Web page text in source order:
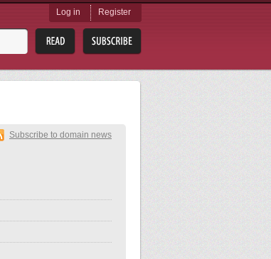
Log in Register
Subscribe to domain news